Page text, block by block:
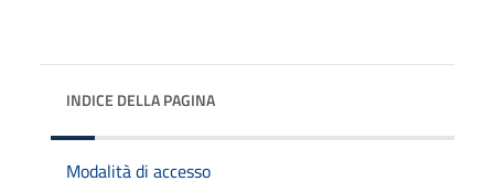
INDICE DELLA PAGINA
Modalità di accesso